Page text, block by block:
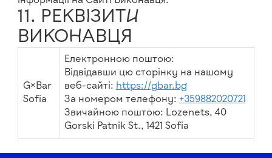
11. РЕКВІЗИТИ
ВИКОНАВЦЯ
G×Bar
Sofia
Електронною поштою:
Відвідавши цю сторінку на нашому
веб-сайті: https://gbar.bg
За номером телефону: +359882020721
Звичайною поштою: Lozenets, 40
Gorski Patnik St., 1421 Sofia